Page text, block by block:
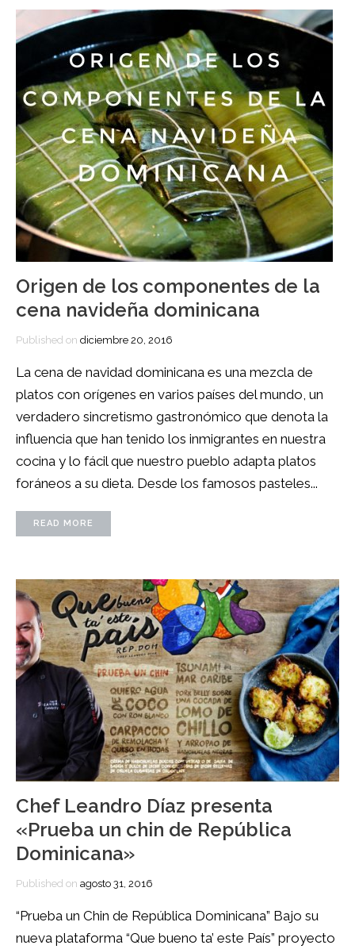
Origen de los componentes de la
cena navideña dominicana
Published on diciembre 20, 2016
La cena de navidad dominicana es una mezcla de
platos con orígenes en varios países del mundo, un
verdadero sincretismo gastronómico que denota la
influencia que han tenido los inmigrantes en nuestra
cocina y lo fácil que nuestro pueblo adapta platos
foráneos a su dieta. Desde los famosos pasteles...
READ MORE
Chef Leandro Díaz presenta
«Prueba un chin de República
Dominicana»
Published on agosto 31, 2016
“Prueba un Chin de República Dominicana” Bajo su
nueva plataforma “Que bueno ta’ este País” proyecto